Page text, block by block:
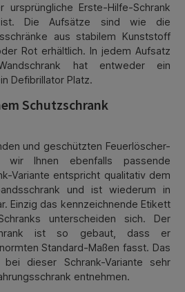
ursprüngliche Erste-Hilfe-Schrank
Die Aufsätze sind wie die
aus stabilem Kunststoff
Rot erhältlich. In jedem Aufsatz
hat entweder ein
Defibrillator Platz.
Schutzschrank
und geschützten Feuerlöscher-
wir Ihnen ebenfalls passende
Variante entspricht qualitativ dem
und ist wiederum in
Einzig das kennzeichnende Etikett
unterscheiden sich. Der
ist so gebaut, dass er
Standard-Maßen fasst. Das
dieser Schrank-Variante sehr
entnehmen.